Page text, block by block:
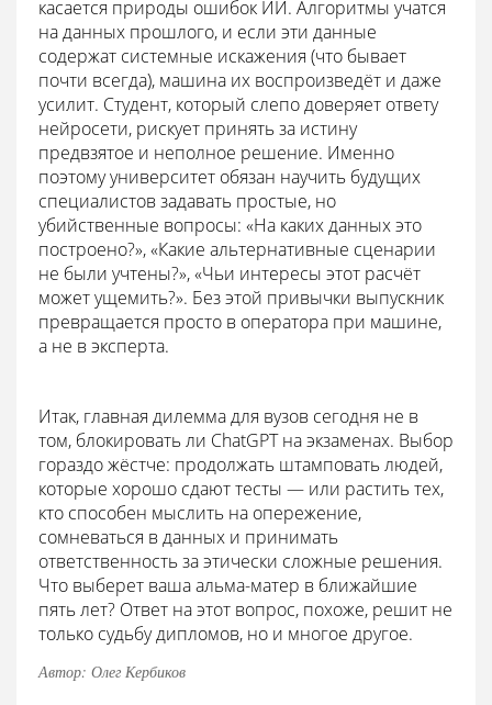
касается природы ошибок ИИ. Алгоритмы учатся
на данных прошлого, и если эти данные
содержат системные искажения (что бывает
почти всегда), машина их воспроизведёт и даже
усилит. Студент, который слепо доверяет ответу
нейросети, рискует принять за истину
предвзятое и неполное решение. Именно
поэтому университет обязан научить будущих
специалистов задавать простые, но
убийственные вопросы: «На каких данных это
построено?», «Какие альтернативные сценарии
не были учтены?», «Чьи интересы этот расчёт
может ущемить?». Без этой привычки выпускник
превращается просто в оператора при машине,
а не в эксперта.
Итак, главная дилемма для вузов сегодня не в
том, блокировать ли ChatGPT на экзаменах. Выбор
гораздо жёстче: продолжать штамповать людей,
которые хорошо сдают тесты — или растить тех,
кто способен мыслить на опережение,
сомневаться в данных и принимать
ответственность за этически сложные решения.
Что выберет ваша альма-матер в ближайшие
пять лет? Ответ на этот вопрос, похоже, решит не
только судьбу дипломов, но и многое другое.
Автор: Олег Кербиков